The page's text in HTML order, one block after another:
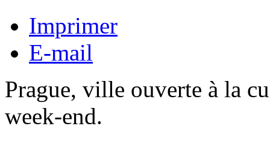
Imprimer
E-mail
Prague, ville ouverte à la
week-end.